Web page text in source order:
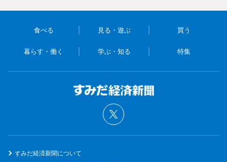
食べる 見る・遊ぶ 買う
暮らす・働く 学ぶ・知る 特集
すみだ経済新聞について